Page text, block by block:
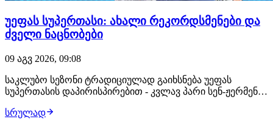
უეფას სუპერთასი: ახალი რეკორდსმენები და
ძველი ნაცნობები
09 აგვ 2026, 09:08
საკლუბო სეზონი ტრადიციულად გაიხსნება უეფას
სუპერთასის დაპირისპირებით - კვლავ პარი სენ-ჟერმენი,
მეორედ და მისი მოწინააღმდეგე, ევროპა ლიგის
სრულად